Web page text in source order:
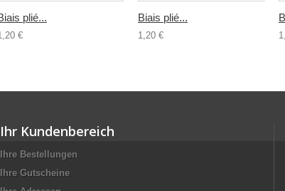
plié...
€
Biais plié...
1,20 €
Ihr Kundenbereich
Ihre Bestellungen
Ihre Gutscheine